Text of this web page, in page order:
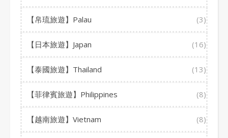
【帛琉旅遊】Palau (3)
【日本旅遊】Japan (16)
【泰國旅遊】Thailand (13)
【菲律賓旅遊】Philippines (8)
【越南旅遊】Vietnam (8)